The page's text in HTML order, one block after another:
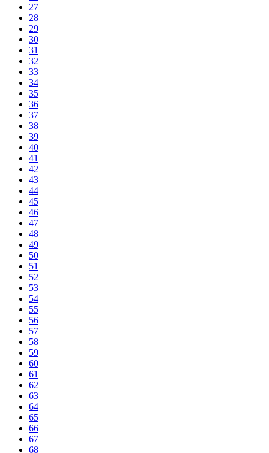
27
28
29
30
31
32
33
34
35
36
37
38
39
40
41
42
43
44
45
46
47
48
49
50
51
52
53
54
55
56
57
58
59
60
61
62
63
64
65
66
67
68